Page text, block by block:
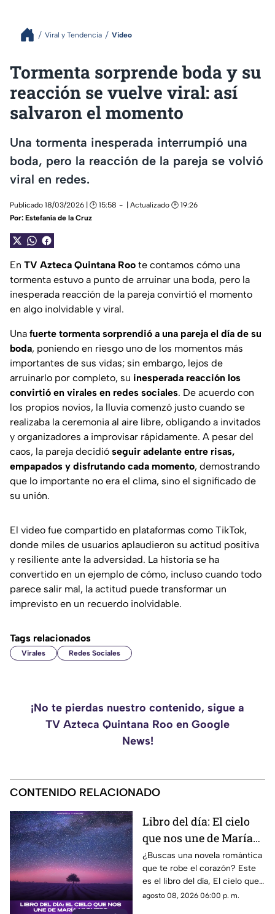
Viral y Tendencia Video
Tormenta sorprende boda y su
reacción se vuelve viral: así
salvaron el momento
Una tormenta inesperada interrumpió una
boda, pero la reacción de la pareja se volvió
viral en redes.
Publicado 18/03/2026 | 🕑 15:58
| Actualizado 🕑 19:26
Por: Estefanía de la Cruz
En TV Azteca Quintana Roo te contamos cómo una
tormenta estuvo a punto de arruinar una boda, pero la
inesperada reacción de la pareja convirtió el momento
en algo inolvidable y viral.
Una fuerte tormenta sorprendió a una pareja el día de su
boda, poniendo en riesgo uno de los momentos más
importantes de sus vidas; sin embargo, lejos de
arruinarlo por completo, su inesperada reacción los
convirtió en virales en redes sociales. De acuerdo con
los propios novios, la lluvia comenzó justo cuando se
realizaba la ceremonia al aire libre, obligando a invitados
y organizadores a improvisar rápidamente. A pesar del
caos, la pareja decidió seguir adelante entre risas,
empapados y disfrutando cada momento, demostrando
que lo importante no era el clima, sino el significado de
su unión.
El video fue compartido en plataformas como TikTok,
donde miles de usuarios aplaudieron su actitud positiva
y resiliente ante la adversidad. La historia se ha
convertido en un ejemplo de cómo, incluso cuando todo
parece salir mal, la actitud puede transformar un
imprevisto en un recuerdo inolvidable.
Tags relacionados
Virales Redes Sociales
¡No te pierdas nuestro contenido, sigue a
TV Azteca Quintana Roo en Google
News!
CONTENIDO RELACIONADO
Libro del día: El cielo
que nos une de María
Vaquero
¿Buscas una novela romántica
que te robe el corazón? Este
es el libro del día, El cielo que
nos une, de María Vaquero.
agosto 08, 2026 06:00 p. m.